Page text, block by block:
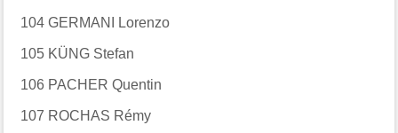
104 GERMANI Lorenzo
105 KÜNG Stefan
106 PACHER Quentin
107 ROCHAS Rémy